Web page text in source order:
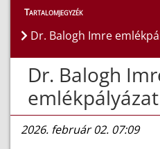
Híreink > Hírek
Tartalomjegyzék
Dr. Balogh Imre
Dr. Balogh
2026. február 02. 07:09